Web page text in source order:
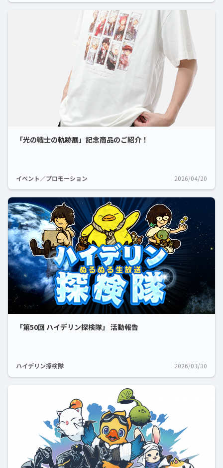
「光の戦士の軌跡展」記念商品のご紹介！
イベント／プロモーション 2026/04/20
「第50回 ハイデリン探検隊」 活動報告
ハイデリン探検隊 2026/03/30